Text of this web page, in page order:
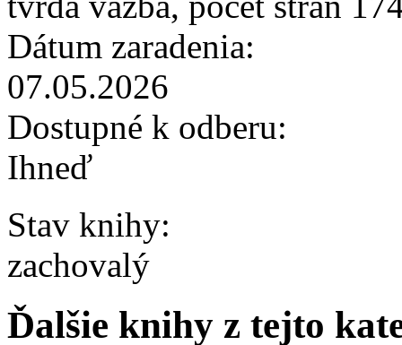
Dátum zaradenia:
07.05.2026
Dostupné k odberu:
Ihneď
Stav knihy:
zachovalý
Ďalšie knihy z tejto